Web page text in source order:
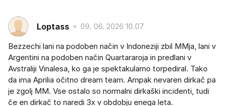
Loptass 09. 06. 2026 10.07
Bezzechi lani na podoben način v Indoneziji zbil MMja, lani v
Argentini na podoben način Quartararoja in predlani v
Avstraliji Vinalesa, ko ga je spektakularno torpediral. Tako
da ima Aprilia očitno dream team. Ampak nevaren dirkač pa
je zgolj MM. Vse ostalo so normalni dirkaški incidenti, tudi
če en dirkač to naredi 3x v obdobju enega leta.